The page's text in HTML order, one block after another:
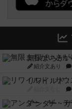
無限まちが
紹介文あり
リワイルド
アンダー・